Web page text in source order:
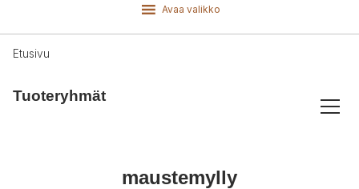
Avaa valikko
Etusivu
Tuoteryhmät
maustemylly